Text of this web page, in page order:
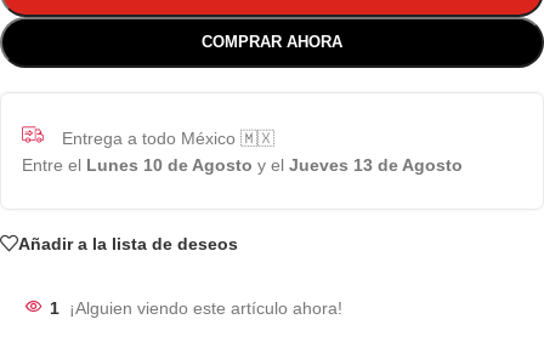
COMPRAR AHORA
Entrega a todo México 🇲🇽
Entre el Lunes 10 de Agosto y el Jueves 13 de Agosto
Añadir a la lista de deseos
1 ¡Alguien viendo este artículo ahora!